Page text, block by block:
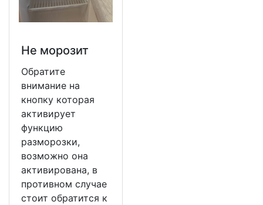
Не морозит
Обратите
внимание на
кнопку которая
активирует
функцию
разморозки,
возможно она
активирована, в
противном случае
стоит обратится к